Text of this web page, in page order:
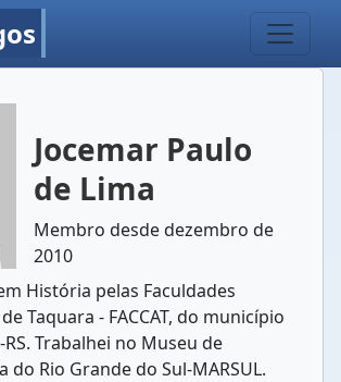
Jocemar Paulo
de Lima
Membro desde dezembro de
2010
História pelas Faculdades
Taquara - FACCAT, do município
Trabalhei no Museu de
do Rio Grande do Sul-MARSUL.